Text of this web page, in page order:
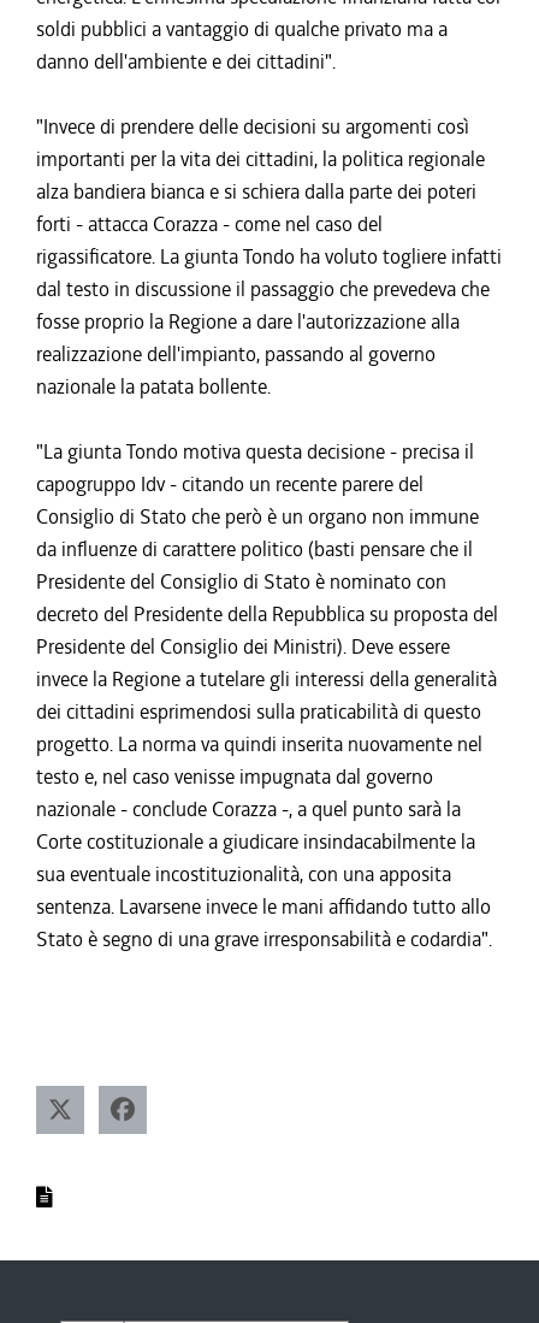
soldi pubblici a vantaggio di qualche privato ma a
danno dell'ambiente e dei cittadini".
"Invece di prendere delle decisioni su argomenti così
importanti per la vita dei cittadini, la politica regionale
alza bandiera bianca e si schiera dalla parte dei poteri
forti - attacca Corazza - come nel caso del
rigassificatore. La giunta Tondo ha voluto togliere infatti
dal testo in discussione il passaggio che prevedeva che
fosse proprio la Regione a dare l'autorizzazione alla
realizzazione dell'impianto, passando al governo
nazionale la patata bollente.
"La giunta Tondo motiva questa decisione - precisa il
capogruppo Idv - citando un recente parere del
Consiglio di Stato che però è un organo non immune
da influenze di carattere politico (basti pensare che il
Presidente del Consiglio di Stato è nominato con
decreto del Presidente della Repubblica su proposta del
Presidente del Consiglio dei Ministri). Deve essere
invece la Regione a tutelare gli interessi della generalità
dei cittadini esprimendosi sulla praticabilità di questo
progetto. La norma va quindi inserita nuovamente nel
testo e, nel caso venisse impugnata dal governo
nazionale - conclude Corazza -, a quel punto sarà la
Corte costituzionale a giudicare insindacabilmente la
sua eventuale incostituzionalità, con una apposita
sentenza. Lavarsene invece le mani affidando tutto allo
Stato è segno di una grave irresponsabilità e codardia".